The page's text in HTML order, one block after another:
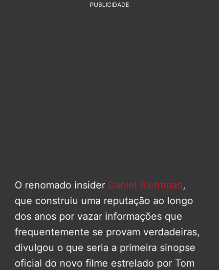
PUBLICIDADE
O renomado insider Daniel Richtman,
que construiu uma reputação ao longo
dos anos por vazar informações que
frequentemente se provam verdadeiras,
divulgou o que seria a primeira sinopse
oficial do novo filme estrelado por Tom